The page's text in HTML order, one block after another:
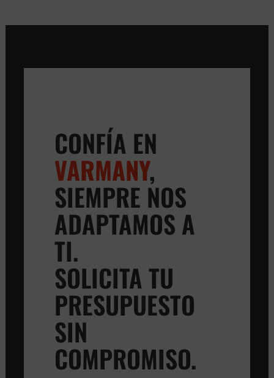
CONFÍA EN
VARMANY,
SIEMPRE NOS
ADAPTAMOS A
TI.
SOLICITA TU
PRESUPUESTO
SIN
COMPROMISO.